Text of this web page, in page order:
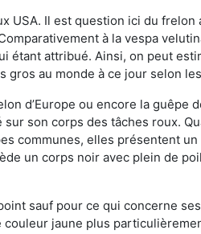
Il est question ici du
à la vespa
étant attribué. Ainsi, on peut
gros au monde à ce jour selon
d’Europe ou encore la
son corps des tâches roux.
communes, elles présentent
un corps noir avec plein de
sauf pour ce qui concerne
jaune plus